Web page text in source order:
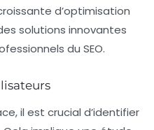
d’optimisation
solutions innovantes
du SEO.
il est crucial d’identifier